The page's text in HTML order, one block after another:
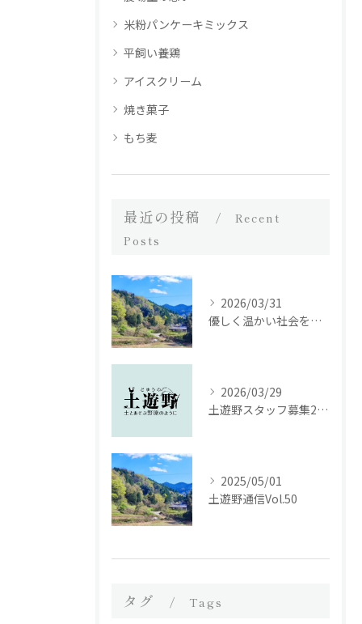
米粉パンケーキミックス
平飼い養鶏
アイスクリーム
焼き菓子
もち麦
最近の投稿
Recent
Posts
2026/03/31
優しく温かい社会を繋ぐために｜土遊野通信 vol.53（2025年12月号）
2026/03/29
土遊野スタッフ募集2026｜里山の農場で、いのちを届ける仕事をしませんか。
2025/05/01
土遊野通信Vol.50
タグ Tags